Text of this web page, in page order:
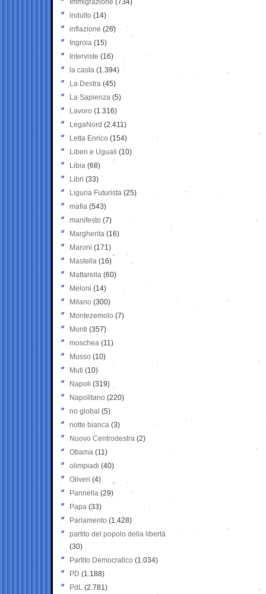
Immigrazione (734)
indulto (14)
inflazione (26)
Ingroia (15)
Interviste (16)
la casta (1.394)
La Destra (45)
La Sapienza (5)
Lavoro (1.316)
LegaNord (2.411)
Letta Enrico (154)
Liberi e Uguali (10)
Libia (68)
Libri (33)
Liguria Futurista (25)
mafia (543)
manifesto (7)
Margherita (16)
Maroni (171)
Mastella (16)
Mattarella (60)
Meloni (14)
Milano (300)
Montezemolo (7)
Monti (357)
moschea (11)
Musso (10)
Muti (10)
Napoli (319)
Napolitano (220)
no global (5)
notte bianca (3)
Nuovo Centrodestra (2)
Obama (11)
olimpiadi (40)
Oliveri (4)
Pannella (29)
Papa (33)
Parlamento (1.428)
partito del popolo della libertà
(30)
Partito Democratico (1.034)
PD (1.188)
PdL (2.781)